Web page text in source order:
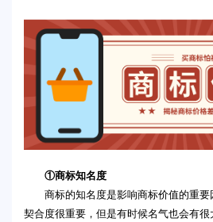
①商标知名度
商标的知名度是影响商标价值的重
契合度很重要，但是有时候名气也会有很